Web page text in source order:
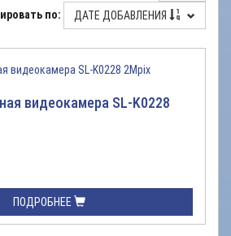
по: ДАТЕ ДОБАВЛЕНИЯ
видеокамера SL-K0228
ПОДРОБНЕЕ